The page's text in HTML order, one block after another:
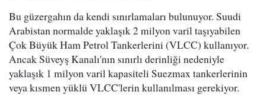
Bu güzergahın da kendi sınırlamaları bulunuyor. Suudi
Arabistan normalde yaklaşık 2 milyon varil taşıyabilen
Çok Büyük Ham Petrol Tankerlerini (VLCC) kullanıyor.
Ancak Süveyş Kanalı'nın sınırlı derinliği nedeniyle
yaklaşık 1 milyon varil kapasiteli Suezmax tankerlerinin
veya kısmen yüklü VLCC'lerin kullanılması gerekiyor.